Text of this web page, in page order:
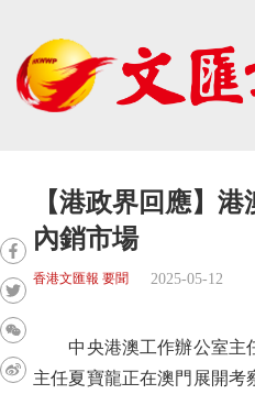
【港政界回應】
內銷市場
香港文匯報 要聞 2025-05-12
中央港澳工作辦公室主
主任夏寶龍正在澳門展開考